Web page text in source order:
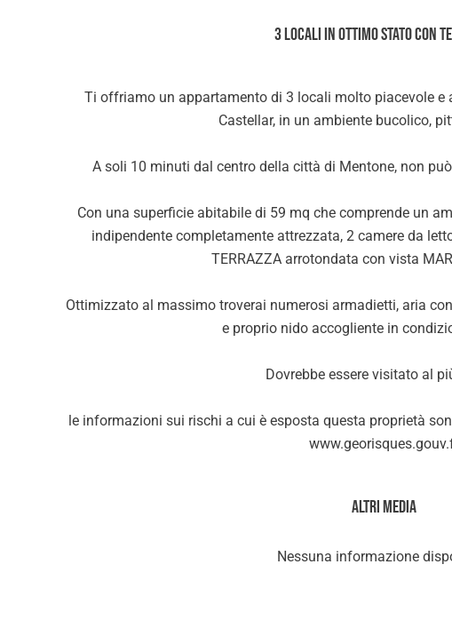
3 Locali in ottimo stato con
Ti offriamo un appartamento di 3 locali molto piacevole
Castellar, in un ambiente bucolico,
A soli 10 minuti dal centro della città di Mentone, non
Con una superficie abitabile di 59 mq che comprende un
indipendente completamente attrezzata, 2 camere da
TERRAZZA arrotondata con vista
Ottimizzato al massimo troverai numerosi armadietti, aria
e proprio nido accogliente in
Dovrebbe essere visitato al
le informazioni sui rischi a cui è esposta questa proprietà
Altri media
Nessuna informazione